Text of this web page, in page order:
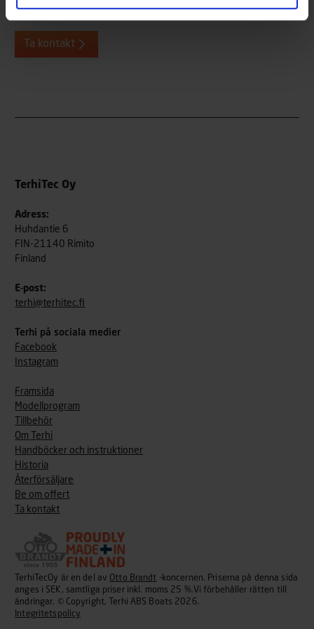
länkar till våra använda kanaler längst ner på sidan.
Ta kontakt
TerhiTec Oy
Adress:
Huhdantie 6
FIN-21140 Rimito
Finland
E-post:
terhi@terhitec.fi
Terhi på sociala medier
Facebook
Instagram
Framsida
Modellprogram
Tillbehör
Om Terhi
Handböcker och instruktioner
Historia
Återförsäljare
Be om offert
Ta kontakt
TerhiTecOy är en del av Otto Brandt -koncernen. Priserna på denna sida
anges i SEK, samtliga priser inkl. moms 25 %.Vi förbehåller rätten till
ändringar. © Copyright, Terhi ABS Boats 2026.
Integritetspolicy